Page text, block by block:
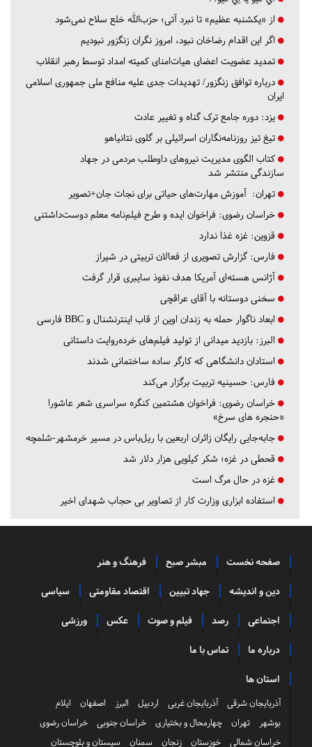
از «یکشنبه عظیم» تا نبرد آتی؛ حزب‌الله خلع سلاح نمی‌شود
اگر این اقدام رضاخان نبود، امروز نگران زنگزور نبودیم
تمدید عضویت اعضای هیات‌امنای کمیته امداد توسط رهبر انقلاب
درباره توافق زنگزور/ تهدیدات جدی علیه منافع ملی جمهوری اسلامی
ایران
یزد: دوره جامع ترک گناه و تغییر عادت
تیغ تیز روزنامه‌نگاران اسرائیلی بر گلوی نتانیاهو
کتاب الگوی مدیریت نیروهای داوطلب مردمی در جهاد
سازندگی منتشر شد
تهران: آموزش مهارت‌های حیاتی برای نجات جان+تصویر
خراسان رضوی: فراخوان ایده و طرح فیلم‌نامه معلم دوست‌داشتنی
قزوین: غزه غذا ندارد
فارس: گزارش تصویری از فعالان تربیتی در شیراز
آژانس هسته‌ای آمریکا هدف نفوذ سایبری قرار گرفت
سخنی دوستانه با آقای عراقچی
ابعاد ناگوار حمله به زندان اوین از قاب اینترنشنال و BBC فارسی
البرز: بازدید میدانی از تولید فیلم‌های خرده‌روایت داستانی
استادان دانشگاهی که کارگر ساده ساختمانی شدند
فارس: حسینیه تربیت برگزار می‌کند
خراسان رضوی: فراخوان هشتمین کنگره سراسری شعر عاشورا
«حنجره های سرخ»
جابه‌جایی رایگان زائران اربعین با ریل‌باس در مسیر خرمشهر-شلمچه
قحطی در غزه؛ شکر کیلویی هزار دلار شد
غزه در حال مرگ است
استفاده ابزاری وزارت کار از تصاویر بی حجاب شهدای اخیر
صفحه نخست مبشر صبح فرهنگ و هنر
دین و اندیشه جهاد تبیین اقتصاد مقاومتی سیاسی
اجتماعی رصد فیلم و صوت عکس ورزشی
درباره ما تماس با ما
استان ها
آذربایجان شرقی آذربایجان غربی اردبیل البرز اصفهان
ایلام
بوشهر
تهران چهارمحال و بختیاری خراسان جنوبی
خراسان رضوی
خراسان شمالی
خوزستان زنجان سمنان سیستان و بلوچستان